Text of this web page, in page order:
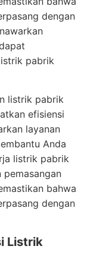
dengan
pabrik
listrik pabrik
efisiensi
layanan
Anda
listrik pabrik
pemasangan
bahwa
dengan
Listrik